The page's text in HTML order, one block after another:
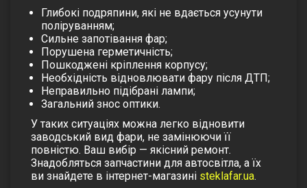
Глибокі подряпини, які не вдається усунути
поліруванням;
Сильне запотівання фар;
Порушена герметичність;
Пошкоджені кріплення корпусу;
Необхідність відновлювати фару після ДТП;
Неправильно підібрані лампи;
Загальний знос оптики.
У таких ситуаціях можна легко відновити
заводський вид фари, не замінюючи її
повністю. Ваш вибір — якісний ремонт.
Знадобляться запчастини для автосвітла, а їх
ви знайдете в інтернет-магазині steklafar.ua.